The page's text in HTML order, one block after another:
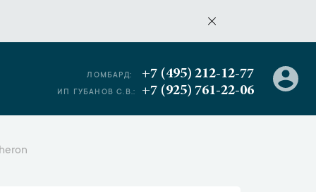
ЛОМБАРД: +7 (495) 212-12-77
ИП ГУБАНОВ С.В.: +7 (925) 761-22-06